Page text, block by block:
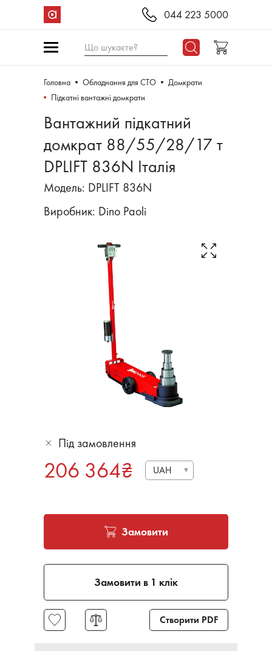
044 223 5000
Що шукаєте?
Головна Обладнання для СТО
Домкрати
Підкатні вантажні домкрати
Вантажний підкатний
домкрат 88/55/28/17 т
DPLIFT 836N Італія
Модель: DPLIFT 836N
Виробник: Dino Paoli
Під замовлення
206 364₴ UAH
Замовити
Замовити в 1 клік
Створити PDF